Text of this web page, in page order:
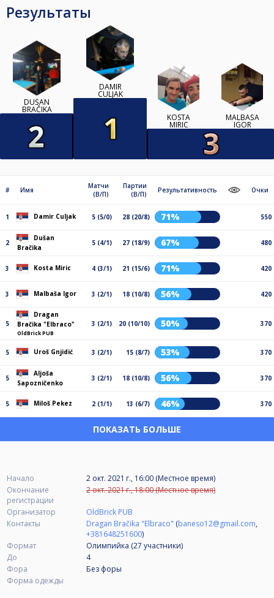
Результаты
DUŠAN
BRAČIKA
DAMIR
CULJAK
KOSTA
MIRIC
MALBAŠA
IGOR
# Имя
Матчи
(В/П)
Партии
(В/П)
Результативность Очки
1 Damir Culjak 5 (5/0) 28 (20/8) 71% 550
2
Dušan
Bračika
5 (4/1) 27 (18/9) 67% 480
3 Kosta Miric 4 (3/1) 21 (15/6) 71% 420
3 Malbaša Igor 3 (2/1) 18 (10/8) 56% 420
5
Dragan
Bračika "Elbraco"
OldBrick PUB
3 (2/1) 20 (10/10) 50% 370
5 Uroš Gnjidić 3 (2/1) 15 (8/7) 53% 370
5
Aljoša
Sapozničenko
3 (2/1) 18 (10/8) 56% 370
5 Miloš Pekez 2 (1/1) 13 (6/7) 46% 370
ПОКАЗАТЬ БОЛЬШЕ
Начало
2 окт. 2021 г., 16:00 (Местное время)
Окончание
регистрации
2 окт. 2021 г., 18:00 (Местное время)
Организатор
OldBrick PUB
Контакты
Dragan Bračika "Elbraco" (baneso12@gmail.com,
+381648251600)
Формат
Олимпийка (27 участники)
До
4
Фора
Без форы
Форма одежды